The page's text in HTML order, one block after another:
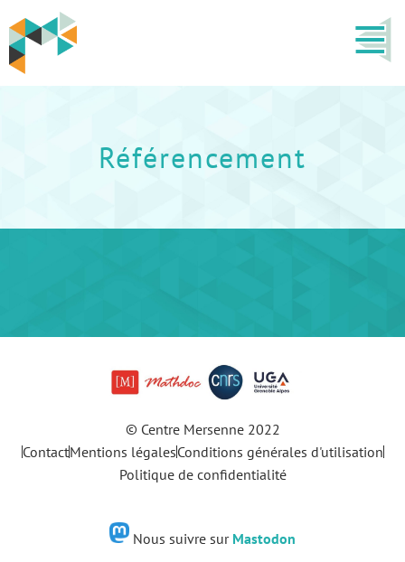
Référencement
© Centre Mersenne 2022
ContactMentions légalesConditions générales d'utilisation
Politique de confidentialité
Nous suivre sur Mastodon